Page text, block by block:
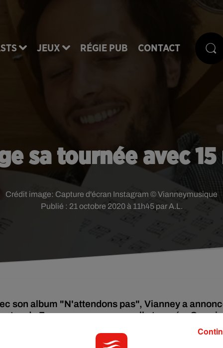
JEUX RÉGIE PUB CONTACT
sa tournée avec
Publié : 21 octobre 2020 à 11h45 par A.L.
Crédit image: Capture d'écran Instagram © Vianneymusique
son album "N'attendons pas", Vianney a
de France pour une nouvelle tournée.
ajoutées.